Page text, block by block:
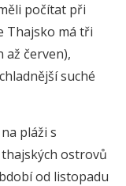
počítat při
Thajsko má tři
až červen),
suché
pláži s
ostrovů
od listopadu